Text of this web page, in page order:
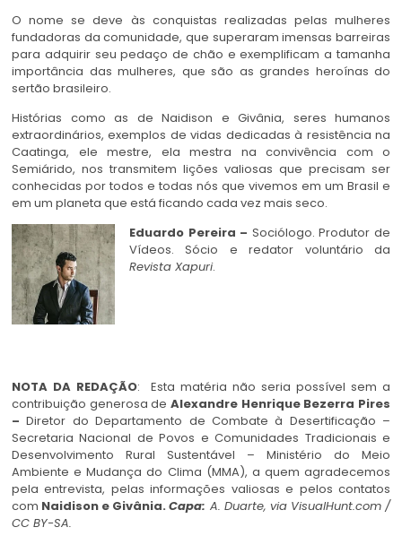
O nome se deve às conquistas realizadas pelas mulheres
fundadoras da comunidade, que superaram imensas barreiras
para adquirir seu pedaço de chão e exemplificam a tamanha
importância das mulheres, que são as grandes heroínas do
sertão brasileiro.
Histórias como as de Naidison e Givânia, seres humanos
extraordinários, exemplos de vidas dedicadas à resistência na
Caatinga, ele mestre, ela mestra na convivência com o
Semiárido, nos transmitem lições valiosas que precisam ser
conhecidas por todos e todas nós que vivemos em um Brasil e
em um planeta que está ficando cada vez mais seco.
Eduardo Pereira – Sociólogo. Produtor de
Vídeos. Sócio e redator voluntário da
Revista Xapuri.
NOTA DA REDAÇÃO: Esta matéria não seria possível sem a
contribuição generosa de Alexandre Henrique Bezerra Pires
–Diretor do Departamento de Combate à Desertificação –
Secretaria Nacional de Povos e Comunidades Tradicionais e
Desenvolvimento Rural Sustentável – Ministério do Meio
Ambiente e Mudança do Clima (MMA), a quem agradecemos
pela entrevista, pelas informações valiosas e pelos contatos
com Naidison e Givânia. Capa: A. Duarte, via VisualHunt.com /
CC BY-SA.